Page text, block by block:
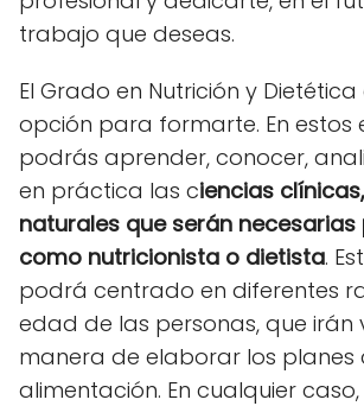
trabajo que deseas.
El Grado en Nutrición y
opción para formarte. En estos
podrás aprender, conocer,
en práctica las ciencias
naturales que serán
como nutricionista o dietista.
podrá centrado en diferentes
edad de las personas, que irán
manera de elaborar los planes
alimentación. En cualquier caso,